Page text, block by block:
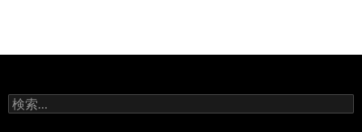
検
索: